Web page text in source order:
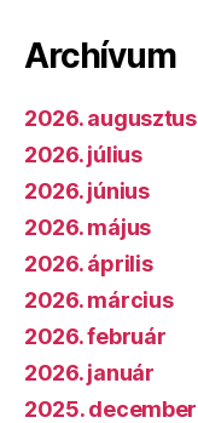
Archívum
2026. augusztus
2026. július
2026. június
2026. május
2026. április
2026. március
2026. február
2026. január
2025. december